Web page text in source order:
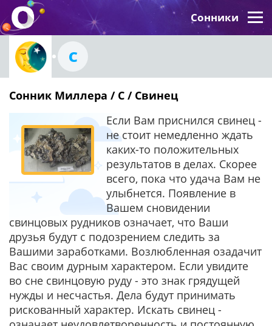
Сонники
С
Сонник Миллера / С / Свинец
Если Вам приснился свинец -
не стоит немедленно ждать
каких-то положительных
результатов в делах. Скорее
всего, пока что удача Вам не
улыбнется. Появление в
Вашем сновидении
свинцовых рудников означает, что Ваши
друзья будут с подозрением следить за
Вашими заработками. Возлюбленная озадачит
Вас своим дурным характером. Если увидите
во сне свинцовую руду - это знак грядущей
нужды и несчастья. Дела будут принимать
рискованный характер. Искать свинец -